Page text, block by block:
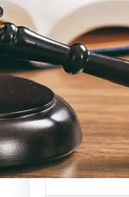
القانونية:
المحامي
لقضيتك؟
للاستشارات
هو المفتاح
للحصول على